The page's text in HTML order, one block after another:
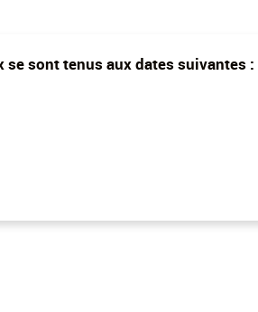
sont tenus aux dates suivantes :